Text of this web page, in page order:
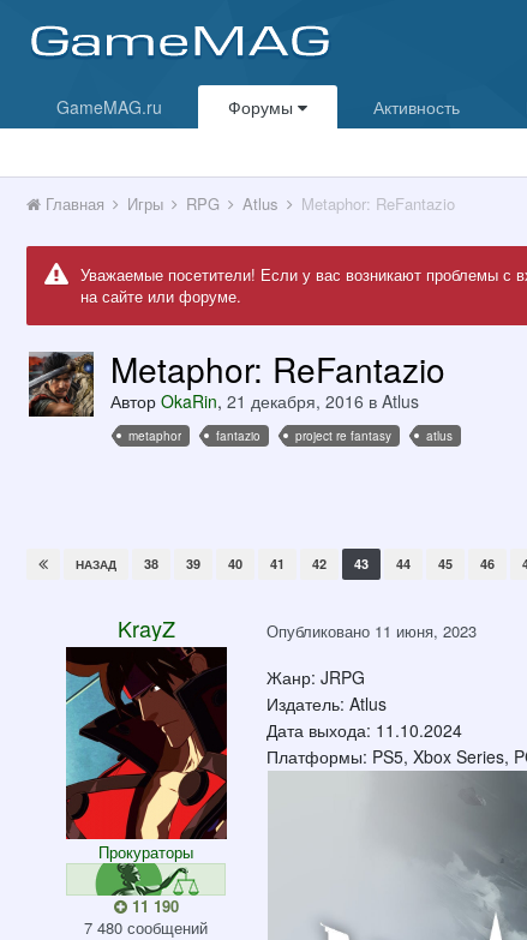
GameMAG.ru Форумы Активность
Главная Игры RPG Atlus Metaphor: ReFantazio
Уважаемые посетители! Если у вас возникают проблемы с
на сайте или форуме.
Metaphor: ReFantazio
Автор OkaRin, 21 декабря, 2016 в Atlus
metaphor fantazio project re fantasy atlus
НАЗАД 38 39 40 41 42 43 44 45 46
KrayZ
Прокураторы
11 190
7 480 сообщений
Опубликовано 11 июня, 2023
Жанр : JRPG
Издатель: Atlus
Дата выхода: 11.10.2024
Платформы: PS5, Xbox Series,